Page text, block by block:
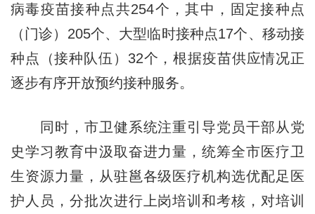
病毒疫苗接种点共254个，其中，固定接种点
（门诊）205个、大型临时接种点17个、移动接
种点（接种队伍）32个，根据疫苗供应情况正
逐步有序开放预约接种服务。
同时，市卫健系统注重引导党员干部从党
史学习教育中汲取奋进力量，统筹全市医疗卫
生资源力量，从驻邕各级医疗机构选优配足医
护人员，分批次进行上岗培训和考核，对培训